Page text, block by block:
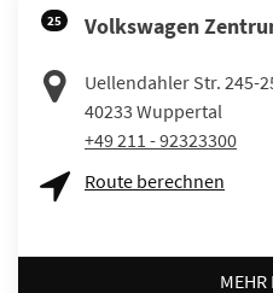
25 Volkswagen
Uellendahler Str. 245-
40233 Wuppertal
+49 211 - 92323300
Route berechnen
MEHR